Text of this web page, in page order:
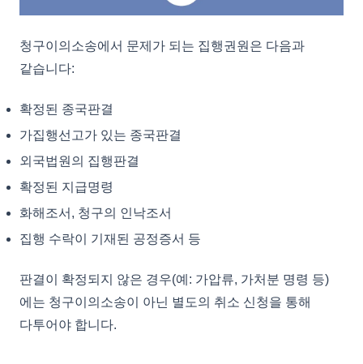
청구이의소송에서 문제가 되는 집행권원은 다음과
같습니다:
확정된 종국판결
가집행선고가 있는 종국판결
외국법원의 집행판결
확정된 지급명령
화해조서, 청구의 인낙조서
집행 수락이 기재된 공정증서 등
판결이 확정되지 않은 경우(예: 가압류, 가처분 명령 등)
에는 청구이의소송이 아닌 별도의 취소 신청을 통해
다투어야 합니다.